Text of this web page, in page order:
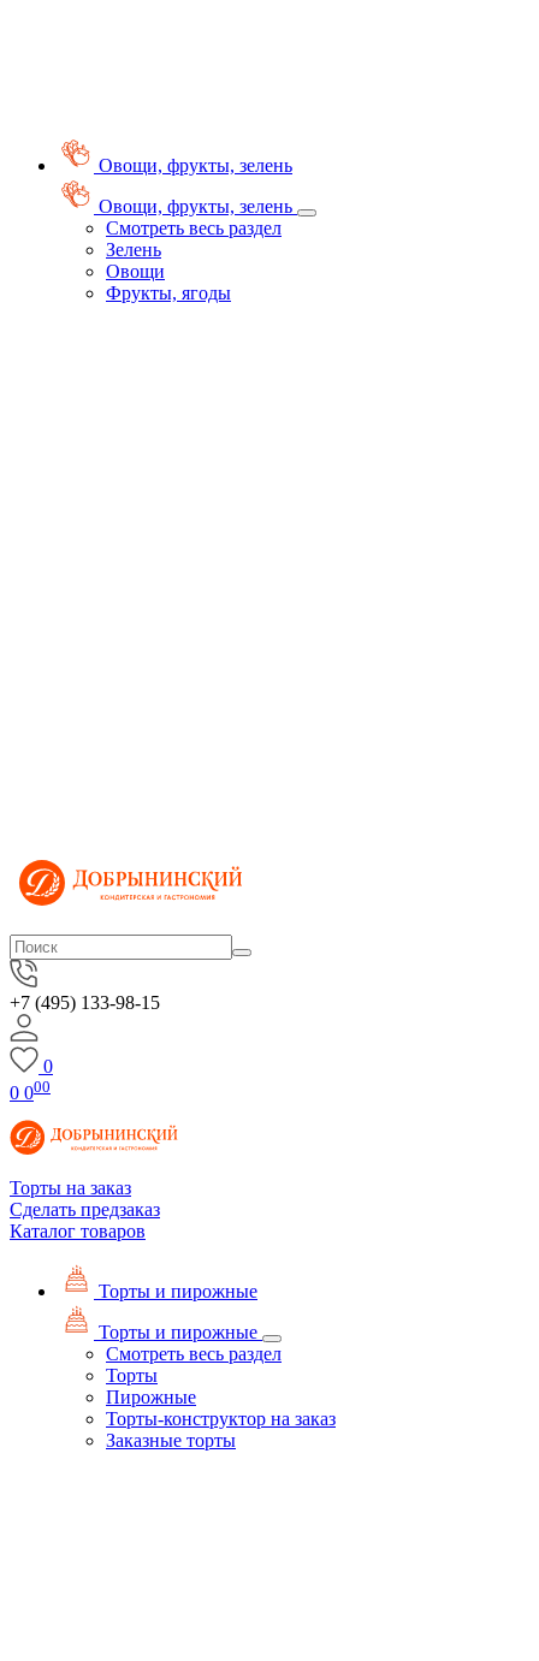
Овощи, фрукты, зелень
Овощи, фрукты, зелень
Смотреть весь раздел
Зелень
Овощи
Фрукты, ягоды
+7 (495) 133-98-15
0
0 000
Торты на заказ
Сделать предзаказ
Каталог товаров
Торты и пирожные
Торты и пирожные
Смотреть весь раздел
Торты
Пирожные
Торты-конструктор на заказ
Заказные торты